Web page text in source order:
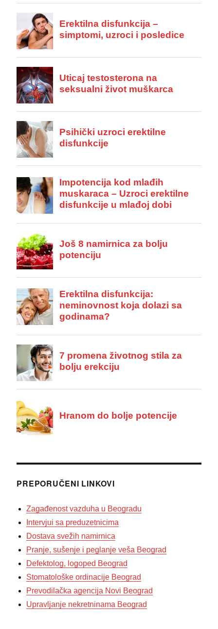
PREPORUČENI LINKOVI
Zagađenost vazduha u Beogradu
Intervjui sa preduzetnicima
Dostava svežih namirnica
Pranje, sušenje i peglanje veša Beograd
Defektolog, logoped Beograd
Stomatološke ordinacije Beograd
Prevodilačka agencija Novi Beograd
Upravljanje nekretninama Beograd